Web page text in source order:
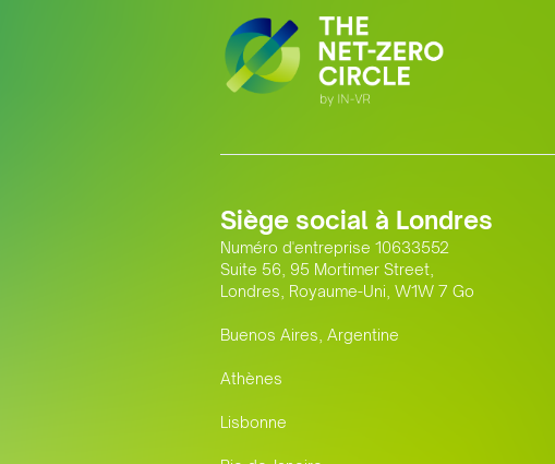
Siège social à Londres
Numéro d'entreprise 10633552
Suite 56, 95 Mortimer Street,
Londres, Royaume-Uni, W1W 7 Go
Buenos Aires, Argentine
Athènes
Lisbonne